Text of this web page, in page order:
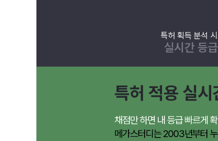
특허 획득 분석
실시간 등
특허 적용 실
채점만 하면 내 등급 빠르게
메가스터디는 2003년부터